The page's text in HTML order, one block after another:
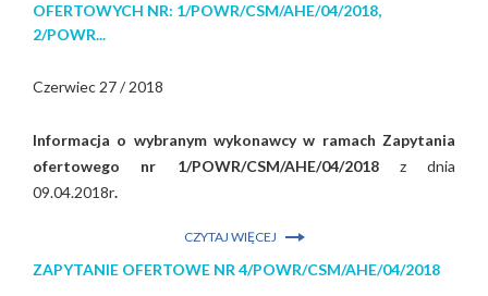
OFERTOWYCH NR: 1/POWR/CSM/AHE/04/2018,
2/POWR...
Czerwiec 27 / 2018
Informacja o wybranym wykonawcy w ramach Zapytania
ofertowego nr 1/POWR/CSM/AHE/04/2018z dnia
09.04.2018r.
CZYTAJ WIĘCEJ
ZAPYTANIE OFERTOWE NR 4/POWR/CSM/AHE/04/2018